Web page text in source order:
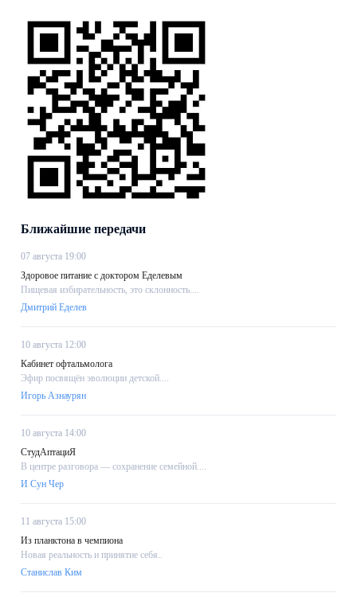
Ближайшие передачи
07 августа 19:00
Здоровое питание с доктором Еделевым
Пищевая избирательность, это склонность....
Дмитрий Еделев
10 августа 12:00
Кабинет офтальмолога
Эфир посвящён эволюции детской....
Игорь Азнаурян
10 августа 14:00
СтудАптациЯ
В центре разговора — сохранение семейной....
И Сун Чер
11 августа 15:00
Из планктона в чемпиона
Новая реальность и принятие себя..
Станислав Ким